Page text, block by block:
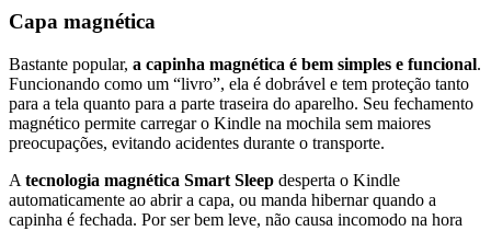
Capa magnética
Bastante popular, a capinha magnética é bem simples e funcional.
Funcionando como um “livro”, ela é dobrável e tem proteção tanto
para a tela quanto para a parte traseira do aparelho. Seu fechamento
magnético permite carregar o Kindle na mochila sem maiores
preocupações, evitando acidentes durante o transporte.
A tecnologia magnética Smart Sleep desperta o Kindle
automaticamente ao abrir a capa, ou manda hibernar quando a
capinha é fechada. Por ser bem leve, não causa incomodo na hora